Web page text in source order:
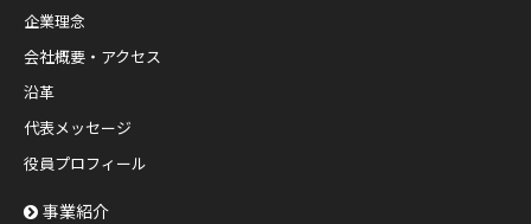
企業理念
会社概要・アクセス
沿革
代表メッセージ
役員プロフィール
事業紹介